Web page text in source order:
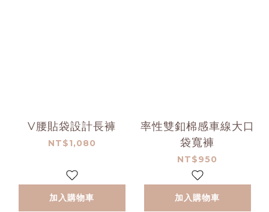
V腰貼袋設計長褲
NT$1,080
加入購物車
率性雙釦棉感車線大口
袋寬褲
NT$950
加入購物車